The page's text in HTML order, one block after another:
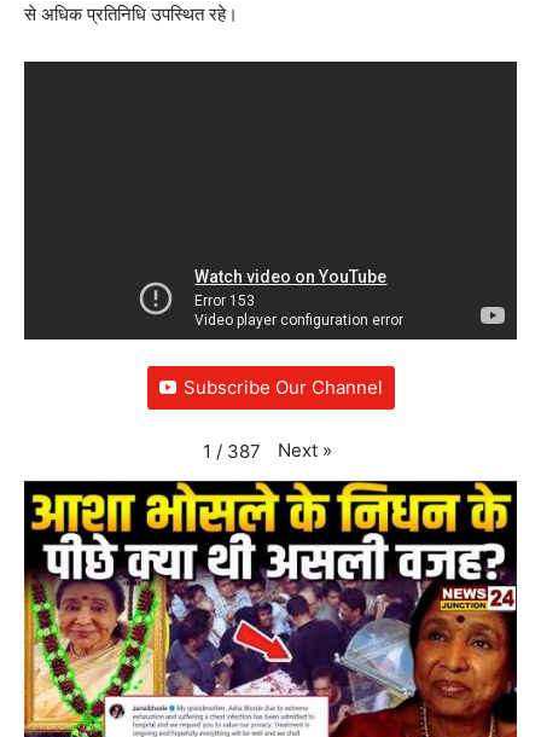
से अधिक प्रतिनिधि उपस्थित रहे।
Subscribe Our Channel
1 / 387 Next »